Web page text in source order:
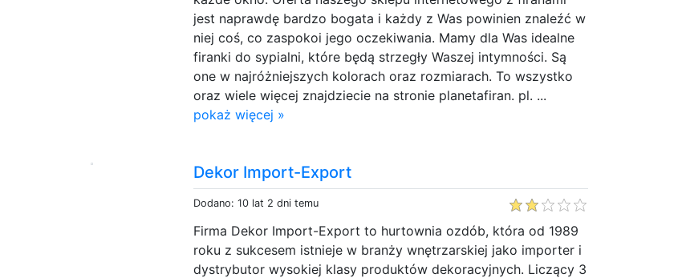
jest naprawdę bardzo bogata i każdy z Was powinien znaleźć w
niej coś, co zaspokoi jego oczekiwania. Mamy dla Was idealne
firanki do sypialni, które będą strzegły Waszej intymności. Są
one w najróżniejszych kolorach oraz rozmiarach. To wszystko
oraz wiele więcej znajdziecie na stronie planetafiran. pl. ...
pokaż więcej »
Dekor Import-Export
Dodano: 10 lat 2 dni temu
Firma Dekor Import-Export to hurtownia ozdób, która od 1989
roku z sukcesem istnieje w branży wnętrzarskiej jako importer i
dystrybutor wysokiej klasy produktów dekoracyjnych. Liczący 3